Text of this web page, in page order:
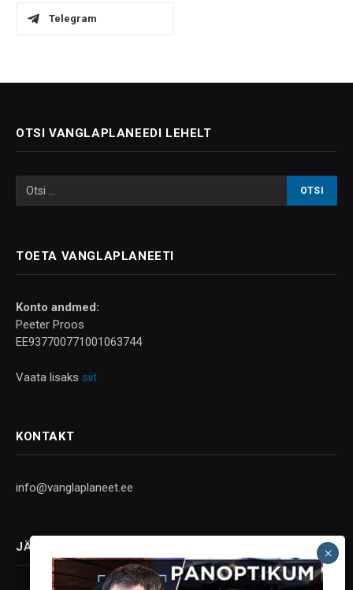
Telegram
OTSI VANGLAPLANEEDI LEHELT
TOETA VANGLAPLANEETI
Konto andmed:
Peeter Proos
EE937700771001063744
Vaata lisaks siit
KONTAKT
info@vanglaplaneet.ee
JÄLGI SOTSIAALMEEDIAS